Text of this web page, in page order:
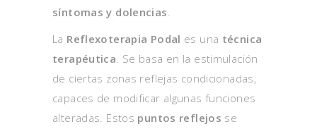
síntomas y dolencias
La Reflexoterapia Podal es una técnica
terapéutica . Se basa en la estimulación
de ciertas zonas reflejas condicionadas,
capaces de modificar algunas funciones
alteradas. Estos puntos reflejos se